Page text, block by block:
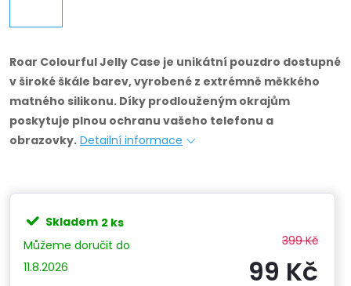
Roar Colourful Jelly Case je unikátní pouzdro dostupné
v široké škále barev, vyrobené z extrémně měkkého
matného silikonu. Díky prodlouženým okrajům
poskytuje plnou ochranu vašeho telefonu a
obrazovky. Detailní informace
Skladem 2 ks
11.8.2026
399 Kč
99 Kč